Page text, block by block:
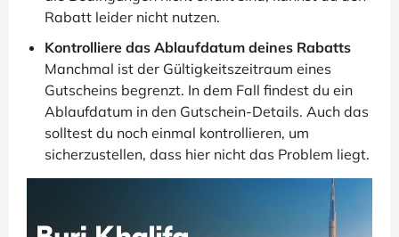
Rabatt leider nicht nutzen.
Kontrolliere das Ablaufdatum deines Rabatts
Manchmal ist der Gültigkeitszeitraum eines
Gutscheins begrenzt. In dem Fall findest du ein
Ablaufdatum in den Gutschein-Details. Auch das
solltest du noch einmal kontrollieren, um
sicherzustellen, dass hier nicht das Problem liegt.